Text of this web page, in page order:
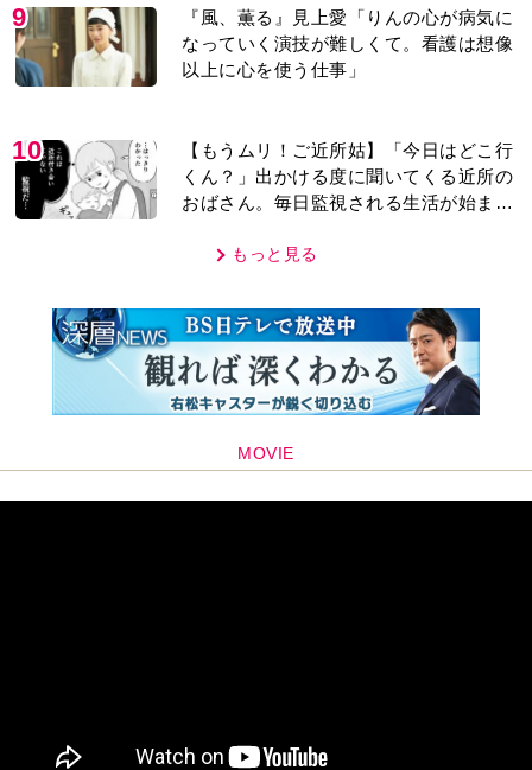
9
『風、薫る』見上愛「りんの心が病気に
なっていく演技が難しくて。看護は想像
以上に心を使う仕事」
10
【もうムリ！ご近所姑】「今日はどこ行
くん？」出かける度に聞いてくる近所の
おばさん。毎日監視される生活が始ま
もっと見る
MOVIE